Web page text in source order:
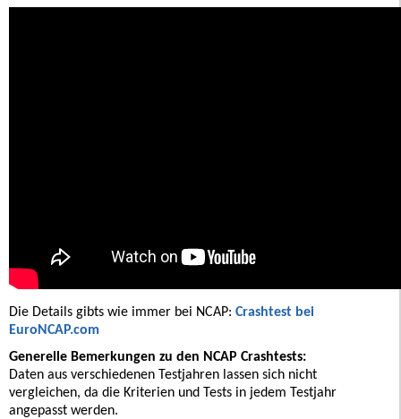
Die Details gibts wie immer bei NCAP: Crashtest bei
EuroNCAP.com
Generelle Bemerkungen zu den NCAP Crashtests:
Daten aus verschiedenen Testjahren lassen sich nicht
vergleichen, da die Kriterien und Tests in jedem Testjahr
angepasst werden.